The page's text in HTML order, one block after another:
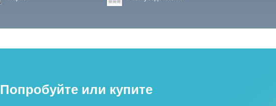
Попробуйте или купите